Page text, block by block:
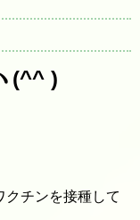
(^^ )
クチンを接種して